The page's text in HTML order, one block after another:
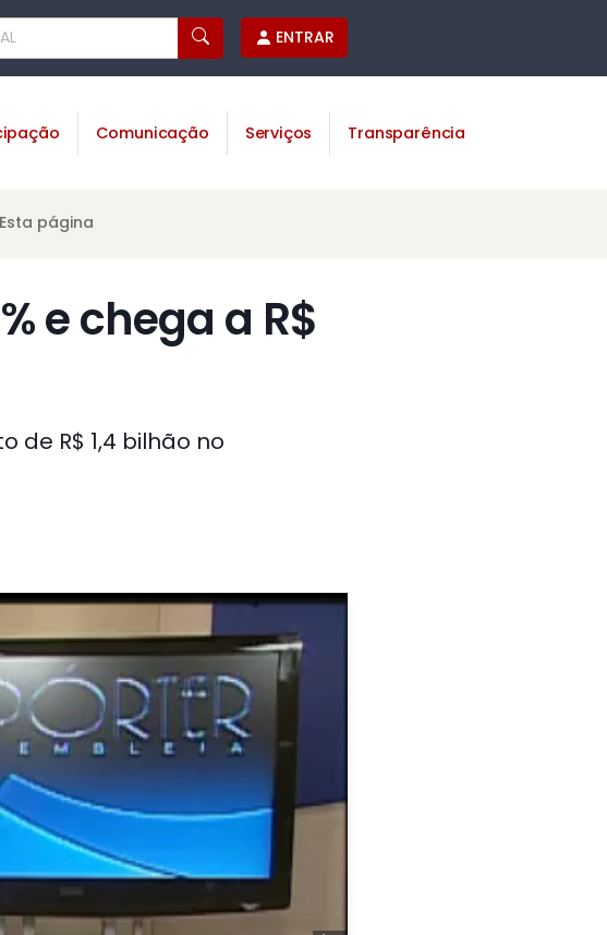
ENTRAR
Comunicação Serviços Transparência
Esta página
e chega a R$
R$ 1,4 bilhão no